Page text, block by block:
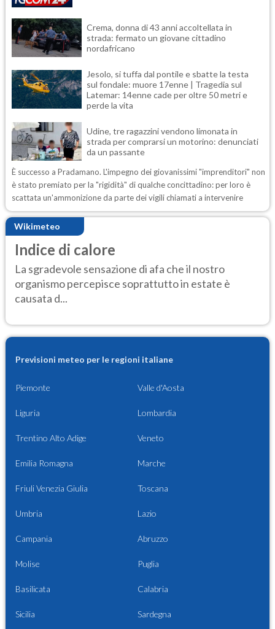
Crema, donna di 43 anni accoltellata in
strada: fermato un giovane cittadino
nordafricano
Jesolo, si tuffa dal pontile e sbatte la testa
sul fondale: muore 17enne | Tragedia sul
Latemar: 14enne cade per oltre 50 metri e
perde la vita
Udine, tre ragazzini vendono limonata in
strada per comprarsi un motorino: denunciati
da un passante
È successo a Pradamano. L'impegno dei giovanissimi "imprenditori" non
è stato premiato per la "rigidità" di qualche concittadino: per loro è
scattata un'ammonizione da parte dei vigili chiamati a intervenire
Wikimeteo
Indice di calore
La sgradevole sensazione di afa che il nostro
organismo percepisce soprattutto in estate è
causata d...
Previsioni meteo per le regioni italiane
Piemonte Valle d'Aosta
Liguria Lombardia
Trentino Alto Adige Veneto
Emilia Romagna Marche
Friuli Venezia Giulia Toscana
Umbria Lazio
Campania Abruzzo
Molise Puglia
Basilicata Calabria
Sicilia Sardegna